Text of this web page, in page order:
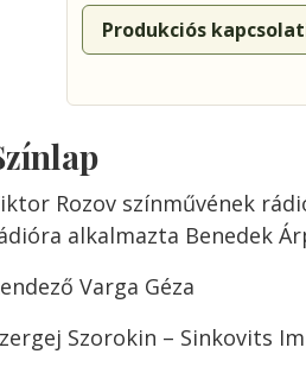
Produkciós
Rozov színművének
alkalmazta Benedek
Varga Géza
Szorokin – Sinkovits